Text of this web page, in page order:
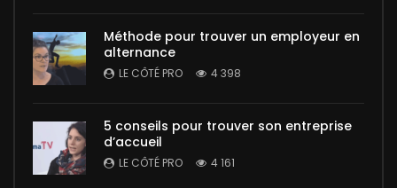
Méthode pour trouver un employeur en
alternance
LE CÔTÉ PRO 4 398
5 conseils pour trouver son entreprise
d’accueil
LE CÔTÉ PRO 4 161